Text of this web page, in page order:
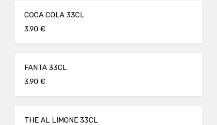
COCA COLA 33CL
3.90 €
FANTA 33CL
3.90 €
THE AL LIMONE 33CL